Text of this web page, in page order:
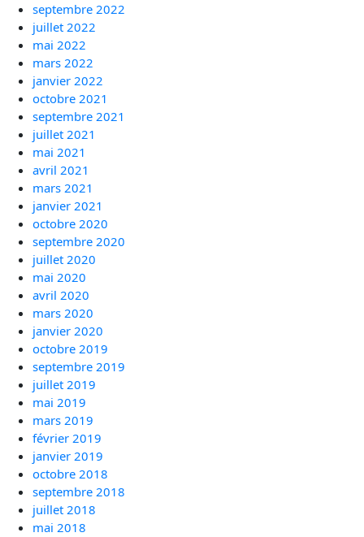
septembre 2022
juillet 2022
mai 2022
mars 2022
janvier 2022
octobre 2021
septembre 2021
juillet 2021
mai 2021
avril 2021
mars 2021
janvier 2021
octobre 2020
septembre 2020
juillet 2020
mai 2020
avril 2020
mars 2020
janvier 2020
octobre 2019
septembre 2019
juillet 2019
mai 2019
mars 2019
février 2019
janvier 2019
octobre 2018
septembre 2018
juillet 2018
mai 2018